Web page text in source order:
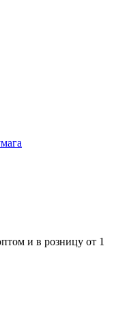
и в розницу от 1